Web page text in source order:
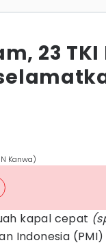
23
Kanwa)
kapal cepat
Indonesia